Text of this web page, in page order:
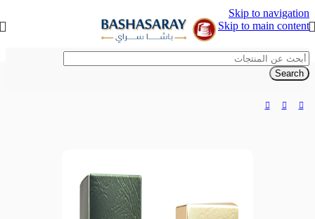
Skip to navigation
Skip to main content
Search